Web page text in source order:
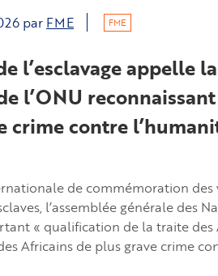
par FME FME
l’esclavage appelle
l’ONU
crime contre
de commémoration des
l’assemblée générale des
« qualification de la traite des
Africains de plus grave crime